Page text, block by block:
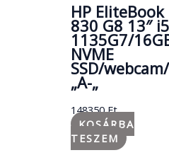
HP EliteBook
830 G8 13″
1135G7/
NVME
SSD/
„A-„
148350Ft
KOSÁRBA
TESZEM